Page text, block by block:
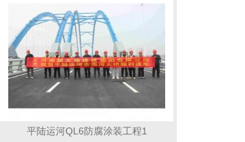
保温工程3
平陆运河QL6防腐涂装工程1